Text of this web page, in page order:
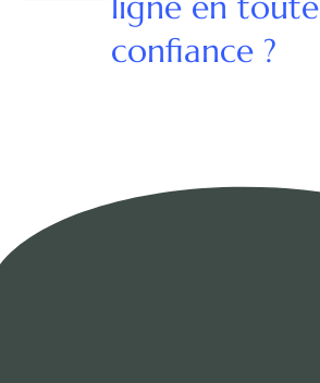
confiance ?